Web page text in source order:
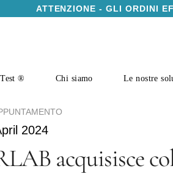
ATTENZIONE - GLI ORDINI
® Chi siamo Le nostre
2024
acquisisce